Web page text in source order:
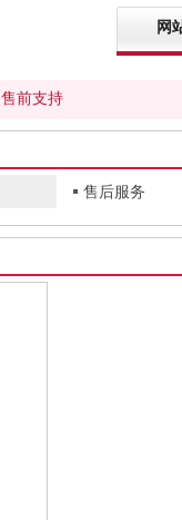
网
售前支持
售后服务